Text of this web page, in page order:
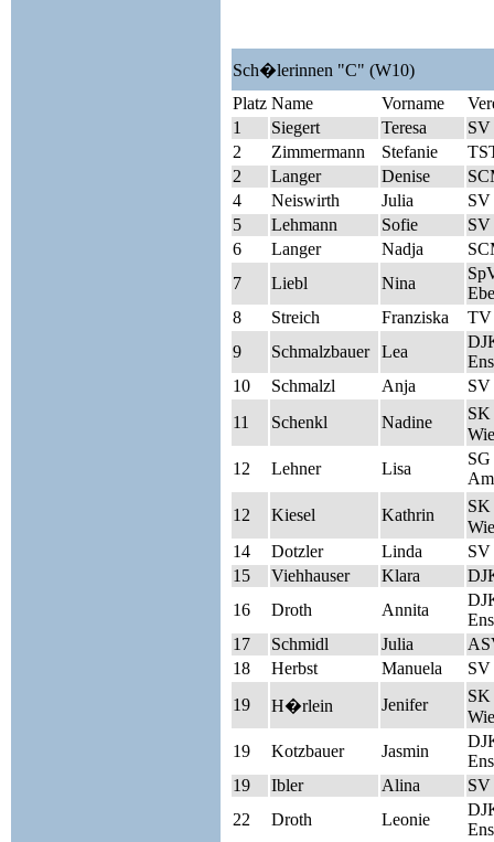
Sch�lerinnen "C" (W10)
Platz Name Vorname
1
Siegert Teresa
SV
2
Zimmermann Stefanie
2
Langer Denise
4
Neiswirth Julia
SV
5
Lehmann Sofie
SV
6
Langer Nadja
7
Liebl Nina
8
Streich Franziska
TV
9
Schmalzbauer Lea
10
Schmalzl Anja
SV
11
Schenkl Nadine
12
Lehner Lisa
SG
12
Kiesel Kathrin
14
Dotzler Linda
SV
15
Viehhauser Klara
16
Droth Annita
17
Schmidl Julia
18
Herbst Manuela
SV
19
H�rlein Jenifer
19
Kotzbauer Jasmin
19
Ibler Alina
SV
22
Droth Leonie